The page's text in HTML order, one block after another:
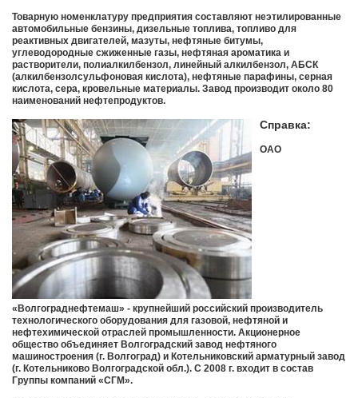
Товарную номенклатуру предприятия составляют неэтилированные
автомобильные бензины, дизельные топлива, топливо для
реактивных двигателей, мазуты, нефтяные битумы,
углеводородные сжиженные газы, нефтяная ароматика и
растворители, полиалкилбензол, линейный алкилбензол, АБСК
(алкилбензолсульфоновая кислота), нефтяные парафины, серная
кислота, сера, кровельные материалы. Завод производит около 80
наименований нефтепродуктов.
Справка:
ОАО
«Волгограднефтемаш» - крупнейший российский производитель
технологического оборудования для газовой, нефтяной и
нефтехимической отраслей промышленности. Акционерное
общество объединяет Волгоградский завод нефтяного
машиностроения (г. Волгоград) и Котельниковский арматурный завод
(г. Котельниково Волгоградской обл.). С 2008 г. входит в состав
Группы компаний «СГМ».